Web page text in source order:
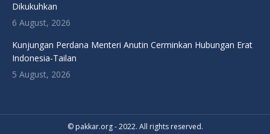
Dikukuhkan
6 August, 2026
Kunjungan Perdana Menteri Anutin Cerminkan Hubungan Erat
Indonesia-Tailan
5 August, 2026
© pakkar.org - 2022. All rights reserved.